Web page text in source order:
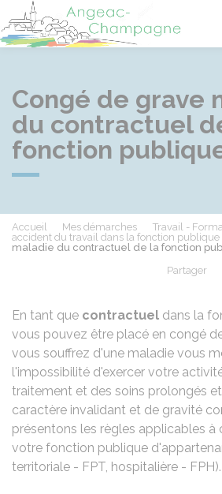
Congé de grave
du contractuel
fonction
Accueil Mes démarches Travail -
accident du travail dans la fonction publique
maladie du contractuel de la fonction
Partager
En tant que contractuel dans la
vous pouvez être placé en congé
vous souffrez d'une maladie vous
l'impossibilité d'exercer votre
traitement et des soins prolongés
caractère invalidant et de gravité
présentons les règles applicables à
votre fonction publique
territoriale - FPT, hospitalière - FPH).